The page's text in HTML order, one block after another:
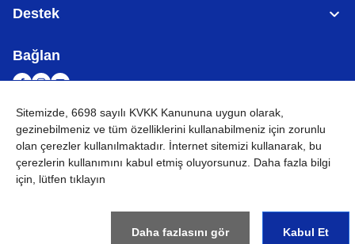
Destek
Bağlan
TÜRKİYE
KVKK Site haritası Küresel Siteye Git
Sitemizde, 6698 sayılı KVKK Kanununa uygun olarak,
gezinebilmeniz ve tüm özelliklerini kullanabilmeniz için zorunlu
olan çerezler kullanılmaktadır. İnternet sitemizi kullanarak, bu
çerezlerin kullanımını kabul etmiş oluyorsunuz. Daha fazla bilgi
için, lütfen tıklayın
Daha fazlasını gör Kabul Et